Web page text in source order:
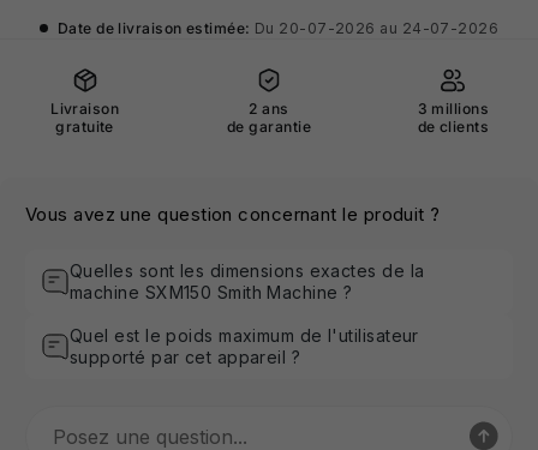
Date de livraison estimée: Du 20-07-2026 au 24-07-2026
Livraison
gratuite
2 ans
de garantie
3 millions
de clients
Vous avez une question concernant le produit ?
Quelles sont les dimensions exactes de la
machine SXM150 Smith Machine ?
Quel est le poids maximum de l'utilisateur
supporté par cet appareil ?